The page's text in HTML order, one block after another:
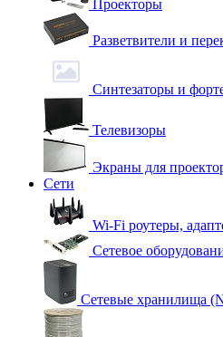
Проекторы
Разветвители и
Синтезаторы и
Телевизоры
Экраны для
Сети
Wi-Fi роутеры,
Сетевое
Сетевые хранилища